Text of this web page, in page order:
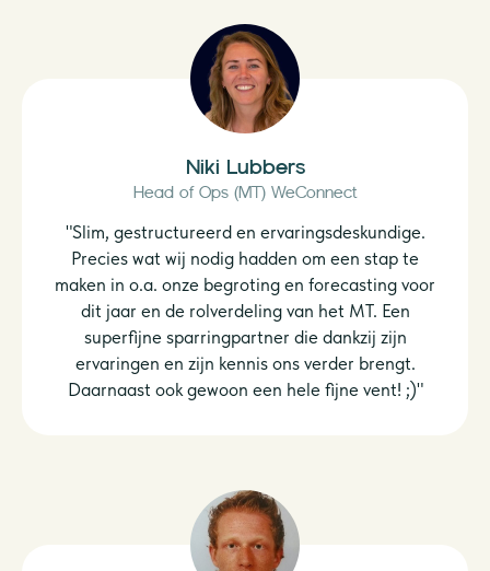
Niki Lubbers
Head of Ops (MT) WeConnect
"Slim, gestructureerd en ervaringsdeskundige.
Precies wat wij nodig hadden om een stap te
maken in o.a. onze begroting en forecasting voor
dit jaar en de rolverdeling van het MT. Een
superfijne sparringpartner die dankzij zijn
ervaringen en zijn kennis ons verder brengt.
Daarnaast ook gewoon een hele fijne vent! ;)"